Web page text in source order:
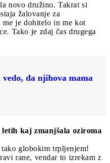
novo družino. Takrat si
žalovanje za
je dohitelo in me kot
Tako je zdaj čas drugega
da njihova mama
kaj zmanjšala oziroma
globokim trpljenjem!
rane, vendar to izrekam z